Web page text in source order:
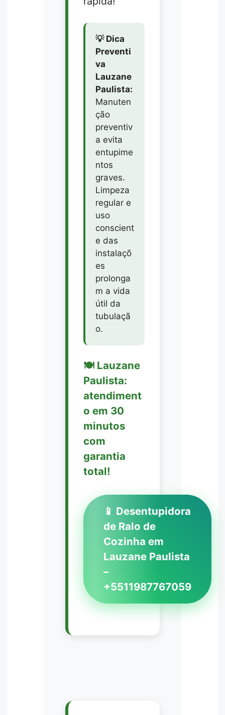
💡 Dica
Preventi
va
Lauzane
Paulista:
Manuten
ção
preventiv
a evita
entupime
ntos
graves.
Limpeza
regular e
uso
conscient
e das
instalaçõ
es
prolonga
m a vida
útil da
tubulaçã
o.
🍽️ Lauzane
Paulista:
atendiment
o em 30
minutos
com
garantia
total!
📱 Desentupidora
de Ralo de
Cozinha em
Lauzane Paulista
–
+5511987767059